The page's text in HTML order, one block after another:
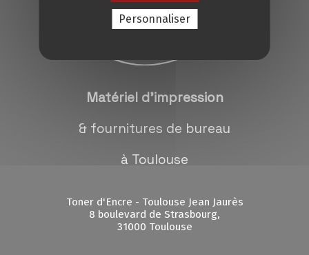
Contact/magasins
Matériel d'impression
& fournitures de bureau
à Toulouse
Toner d'Encre - Toulouse Jean Jaurès
8 boulevard de Strasbourg,
31000 Toulouse
Personnaliser